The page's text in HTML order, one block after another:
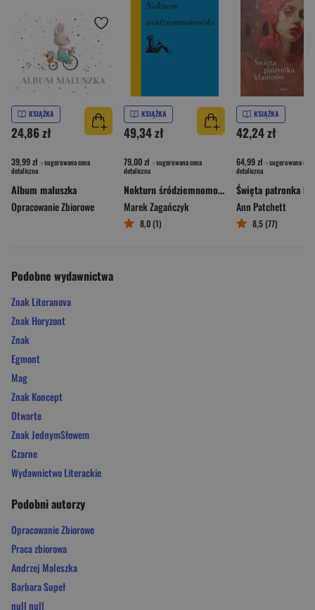
KSIĄŻKA
24,86 zł
39,99 zł - sugerowana cena
detaliczna
Album maluszka
Opracowanie Zbiorowe
KSIĄŻKA
49,34 zł
79,00 zł - sugerowana cena
detaliczna
Nokturn śródziemnomorski
Marek Zagańczyk
8,0 (1)
KSIĄŻKA
42,24 zł
64,99 zł - sugerowana cena
detaliczna
Ann Patchett
8,5 (77)
Podobne wydawnictwa
Znak Literanova
Znak Horyzont
Znak
Egmont
Mag
Znak Koncept
Otwarte
Znak JednymSłowem
Czarne
Wydawnictwo Literackie
Podobni autorzy
Opracowanie Zbiorowe
Praca zbiorowa
Andrzej Maleszka
Barbara Supeł
null null